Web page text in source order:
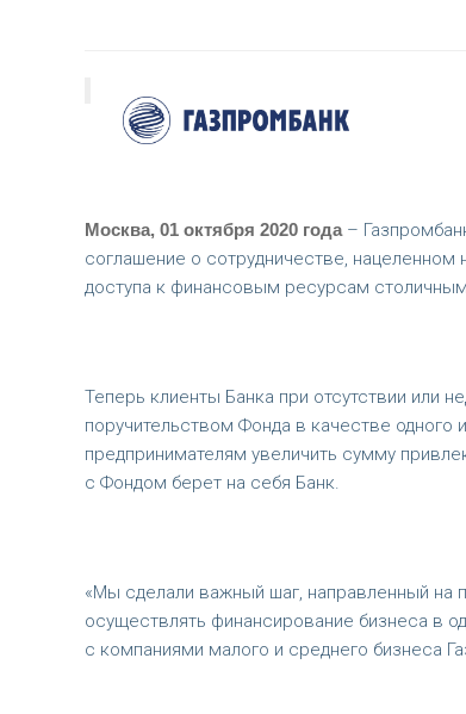
Москва, 01 октября 2020 года–
соглашение о сотрудничестве,
доступа к финансовым ресурсам
Теперь клиенты Банка при отсутствии или
поручительством Фонда в качестве одного
предпринимателям увеличить сумму
с Фондом берет на себя Банк.
«Мы сделали важный шаг, направленный
осуществлять финансирование бизнеса в
с компаниями малого и среднего бизнеса